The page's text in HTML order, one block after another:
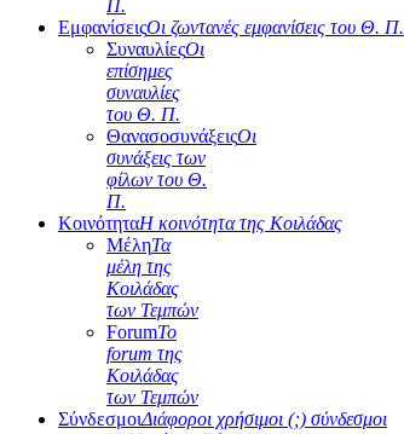
Π.
ΕμφανίσειςΟι ζωντανές εμφανίσεις του Θ. Π.
ΣυναυλίεςΟι
επίσημες
συναυλίες
του Θ. Π.
ΘανασοσυνάξειςΟι
συνάξεις των
φίλων του Θ.
Π.
ΚοινότηταΗ κοινότητα της Κοιλάδας
ΜέληΤα
μέλη της
Κοιλάδας
των Τεμπών
ForumΤο
forum της
Κοιλάδας
των Τεμπών
ΣύνδεσμοιΔιάφοροι χρήσιμοι (;) σύνδεσμοι